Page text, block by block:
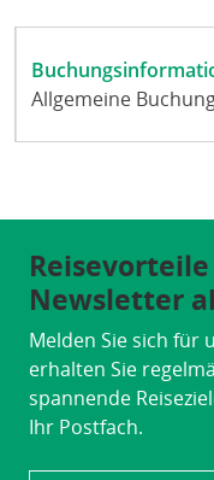
Allgemeine
Newsletter
Melden Sie sich für
erhalten Sie
spannende
Ihr Postfach.